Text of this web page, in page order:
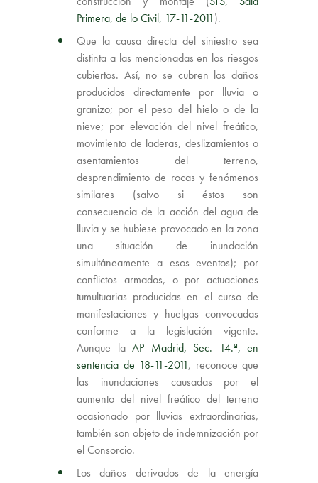
Primera, de lo Civil, 17-11-2011).
Que la causa directa del siniestro sea
distinta a las mencionadas en los riesgos
cubiertos. Así, no se cubren los daños
producidos directamente por lluvia o
granizo; por el peso del hielo o de la
nieve; por elevación del nivel freático,
movimiento de laderas, deslizamientos o
asentamientos del terreno,
desprendimiento de rocas y fenómenos
similares (salvo si éstos son
consecuencia de la acción del agua de
lluvia y se hubiese provocado en la zona
una situación de inundación
simultáneamente a esos eventos); por
conflictos armados, o por actuaciones
tumultuarias producidas en el curso de
manifestaciones y huelgas convocadas
conforme a la legislación vigente.
Aunque la AP Madrid, Sec. 14.ª, en
sentencia de 18-11-2011, reconoce que
las inundaciones causadas por el
aumento del nivel freático del terreno
ocasionado por lluvias extraordinarias,
también son objeto de indemnización por
el Consorcio.
Los daños derivados de la energía